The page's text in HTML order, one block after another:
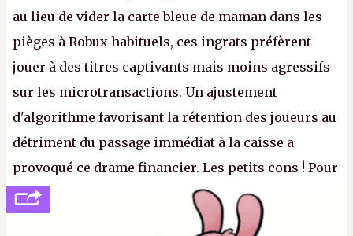
au lieu de vider la carte bleue de maman dans les
pièges à Robux habituels, ces ingrats préfèrent
jouer à des titres captivants mais moins agressifs
sur les microtransactions. Un ajustement
d'algorithme favorisant la rétention des joueurs au
détriment du passage immédiat à la caisse a
provoqué ce drame financier. Les petits cons ! Pour
se consoler, le PDG David Baszucki peut compter
sur le déblocage du jeu en Russie et l'explosion des